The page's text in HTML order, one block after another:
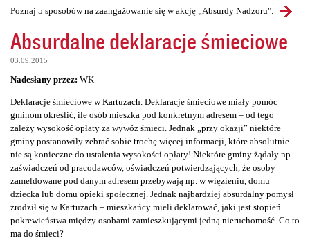
Poznaj 5 sposobów na zaangażowanie się w akcję „Absurdy Nadzoru".
Absurdalne deklaracje śmieciowe
03.09.2015
Nadesłany przez: WK
Deklaracje śmieciowe w Kartuzach. Deklaracje śmieciowe miały pomóc
gminom określić, ile osób mieszka pod konkretnym adresem – od tego
zależy wysokość opłaty za wywóz śmieci. Jednak „przy okazji” niektóre
gminy postanowiły zebrać sobie trochę więcej informacji, które absolutnie
nie są konieczne do ustalenia wysokości opłaty! Niektóre gminy żądały np.
zaświadczeń od pracodawców, oświadczeń potwierdzających, że osoby
zameldowane pod danym adresem przebywają np. w więzieniu, domu
dziecka lub domu opieki społecznej. Jednak najbardziej absurdalny pomysł
zrodził się w Kartuzach – mieszkańcy mieli deklarować, jaki jest stopień
pokrewieństwa między osobami zamieszkującymi jedną nieruchomość. Co to
ma do śmieci?